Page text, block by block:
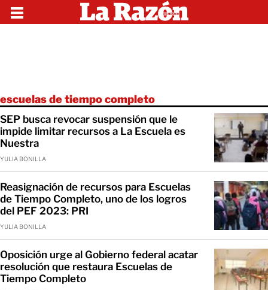
escuelas de tiempo completo
SEP busca revocar suspensión que le
impide limitar recursos a La Escuela es
Nuestra
YULIA BONILLA
Reasignación de recursos para Escuelas
de Tiempo Completo, uno de los logros
del PEF 2023: PRI
YULIA BONILLA
Oposición urge al Gobierno federal acatar
resolución que restaura Escuelas de
Tiempo Completo